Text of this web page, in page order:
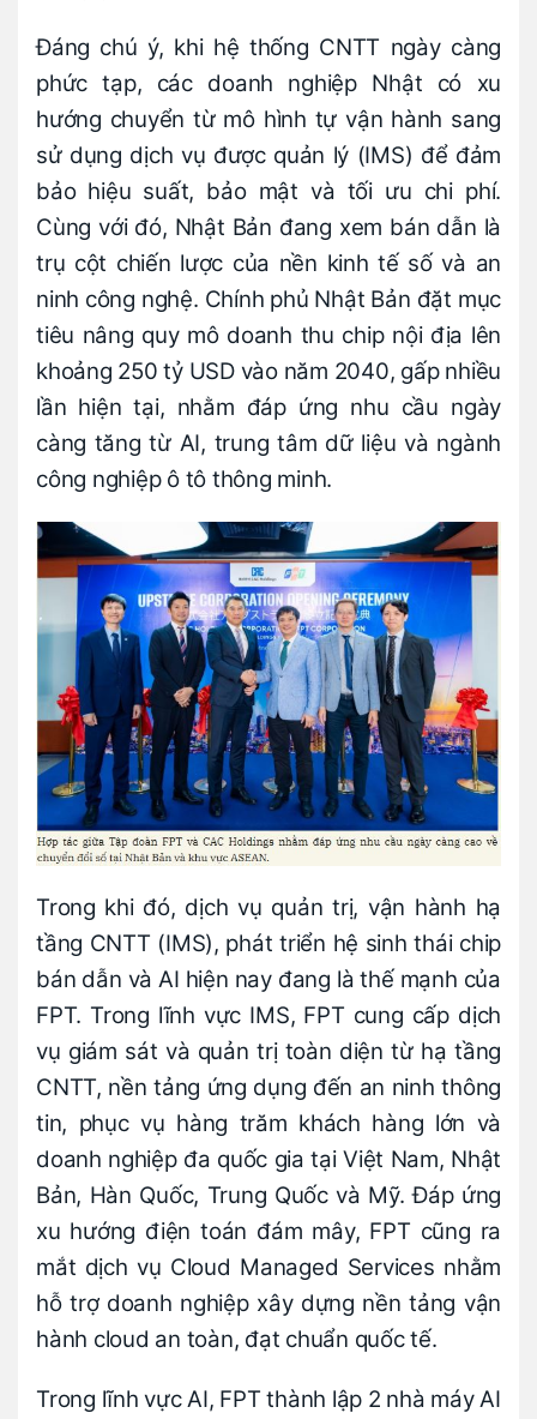
Đáng chú ý, khi hệ thống CNTT ngày càng
phức tạp, các doanh nghiệp Nhật có xu
hướng chuyển từ mô hình tự vận hành sang
sử dụng dịch vụ được quản lý (IMS) để đảm
bảo hiệu suất, bảo mật và tối ưu chi phí.
Cùng với đó, Nhật Bản đang xem bán dẫn là
trụ cột chiến lược của nền kinh tế số và an
ninh công nghệ. Chính phủ Nhật Bản đặt mục
tiêu nâng quy mô doanh thu chip nội địa lên
khoảng 250 tỷ USD vào năm 2040, gấp nhiều
lần hiện tại, nhằm đáp ứng nhu cầu ngày
càng tăng từ AI, trung tâm dữ liệu và ngành
công nghiệp ô tô thông minh.
Trong khi đó, dịch vụ quản trị, vận hành hạ
tầng CNTT (IMS), phát triển hệ sinh thái chip
bán dẫn và AI hiện nay đang là thế mạnh của
FPT. Trong lĩnh vực IMS, FPT cung cấp dịch
vụ giám sát và quản trị toàn diện từ hạ tầng
CNTT, nền tảng ứng dụng đến an ninh thông
tin, phục vụ hàng trăm khách hàng lớn và
doanh nghiệp đa quốc gia tại Việt Nam, Nhật
Bản, Hàn Quốc, Trung Quốc và Mỹ. Đáp ứng
xu hướng điện toán đám mây, FPT cũng ra
mắt dịch vụ Cloud Managed Services nhằm
hỗ trợ doanh nghiệp xây dựng nền tảng vận
hành cloud an toàn, đạt chuẩn quốc tế.
Trong lĩnh vực AI, FPT thành lập 2 nhà máy AI